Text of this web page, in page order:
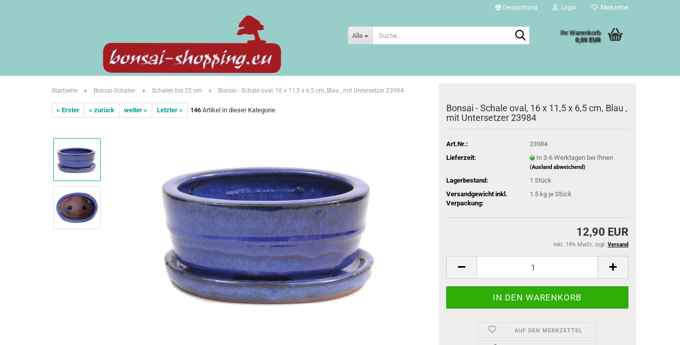
Deutschland Login Merkzettel
Alle Ihr Warenkorb
0,00 EUR
Startseite » Bonsai-Schalen » Schalen bis 22 cm » Bonsai - Schale oval, 16 x 11,5 x 6,5 cm, Blau , mit Untersetzer 23984
« Erster « zurück weiter » Letzter » 146 Artikel in dieser Kategorie
Bonsai - Schale oval, 16 x 11,5 x 6,5 cm, Blau ,
mit Untersetzer 23984
Art.Nr.:
23984
Lieferzeit:
In 3-6 Werktagen bei Ihnen
(Ausland abweichend)
Lagerbestand: 1 Stück
Versandgewicht inkl.
Verpackung:
1.5 kg je Stück
12,90 EUR
inkl. 19% MwSt. zzgl. Versand
AUF DEN MERKZETTEL